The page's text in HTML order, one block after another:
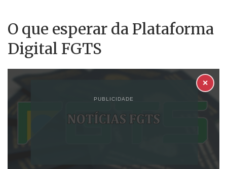
O que esperar da Plataforma
Digital FGTS
PUBLICIDADE
✕